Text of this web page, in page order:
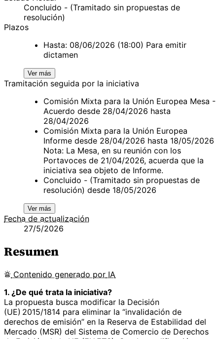
Concluido - (Tramitado sin propuestas de
resolución)
Plazos
Hasta: 08/06/2026 (18:00) Para emitir
dictamen
Ver más
Tramitación seguida por la iniciativa
Comisión Mixta para la Unión Europea Mesa -
Acuerdo desde 28/04/2026 hasta
28/04/2026
Comisión Mixta para la Unión Europea
Informe desde 28/04/2026 hasta 18/05/2026
Nota: La Mesa, en su reunión con los
Portavoces de 21/04/2026, acuerda que la
iniciativa sea objeto de Informe.
Concluido - (Tramitado sin propuestas de
resolución) desde 18/05/2026
Ver más
Fecha de actualización
27/5/2026
Resumen
Contenido generado por IA
1. ¿De qué trata la iniciativa?
La propuesta busca modificar la Decisión
(UE) 2015/1814 para eliminar la “invalidación de
derechos de emisión” en la Reserva de Estabilidad del
Mercado (MSR) del Sistema de Comercio de Derechos